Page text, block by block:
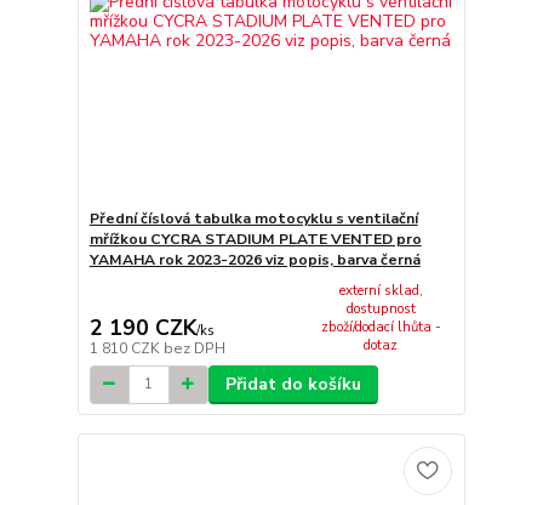
Přední číslová tabulka motocyklu s ventilační
mřížkou CYCRA STADIUM PLATE VENTED pro
YAMAHA rok 2023-2026 viz popis, barva černá
2 190 CZK/ks
1 810 CZK bez DPH
externí sklad,
dostupnost
zboží/dodací lhůta -
dotaz
Přidat do košíku